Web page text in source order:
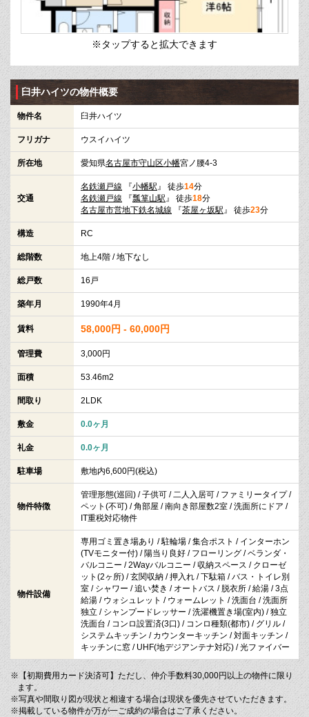
※タップすると拡大できます
臼井ハイツの物件概要
物件名 臼井ハイツ
フリガナ ウスイハイツ
所在地 愛知県名古屋市守山区小幡宮ノ腰4-3
交通
名鉄瀬戸線 『小幡駅 』 徒歩14分
名鉄瀬戸線 『瓢箪山駅 』 徒歩18分
名古屋市営地下鉄名城線 『茶屋ヶ坂駅 』 徒歩23分
構造 RC
総階数 地上4階 / 地下なし
総戸数 16戸
築年月 1990年4月
賃料 58,000円 - 60,000円
管理費 3,000円
面積 53.46m2
間取り 2LDK
敷金 0.0ヶ月
礼金 0.0ヶ月
駐車場 敷地内6,600円(税込)
物件特徴
管理形態(巡回) / 子供可 / 二人入居可 / ファミリータイプ /
ペット(不可) / 角部屋 / 南向き部屋数2室 / 洗面所にドア /
IT重税対応物件
物件設備
専用ゴミ置き場あり / 駐輪場 / 集合ポスト / インターホン
(TVモニター付) / 陽当り良好 / フローリング / ベランダ・
バルコニー / 2Wayバルコニー / 収納スペース / クローゼ
ット(2ヶ所) / 玄関収納 / 押入れ / 下駄箱 / バス・トイレ別
室 / シャワー / 追い焚き / オートバス / 脱衣所 / 給湯 / 3点
給湯 / ウォシュレット / ウォームレット / 洗面台 / 洗面所
独立 / シャンプードレッサー / 洗濯機置き場(室内) / 独立
洗面台 / コンロ設置済(3口) / コンロ種類(都市) / グリル /
システムキッチン / カウンターキッチン / 対面キッチン /
キッチンに窓 / UHF(地デジアンテナ対応) / 光ファイバー
※【初期費用カード決済可】ただし、仲介手数料30,000円以上の物件に限り
ます。
※写真や間取り図が現状と相違する場合は現状を優先させていただきます。
※掲載している物件が万が一ご成約の場合はご了承ください。